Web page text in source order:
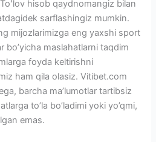
hisob qaydnomangiz bilan
sarflashingiz mumkin.
mijozlarimizga eng yaxshi sport
bo’yicha maslahatlarni taqdim
foyda keltirishni
ham qila olasiz. Vitibet.com
barcha ma’lumotlar tartibsiz
to’la bo’ladimi yoki yo’qmi,
emas.